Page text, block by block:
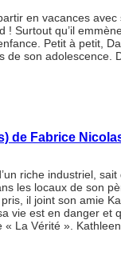
en vacances
! Surtout qu’il
Petit à petit,
de son adolescence.
de Fabrice
riche industriel,
les locaux de son
pris, il joint son amie
vie est en danger et
« La Vérité ».